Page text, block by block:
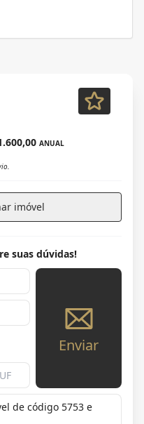
ANUAL
imóvel
suas dúvidas!
Enviar